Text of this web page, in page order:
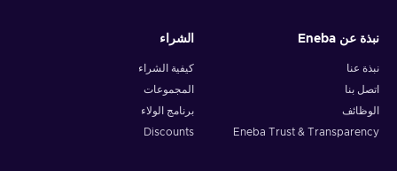
نبذة عن Eneba
نبذة عنا
اتصل بنا
الوظائف
Eneba Trust & Transparency
الشراء
كيفية الشراء
المجموعات
برنامج الولاء
Discounts